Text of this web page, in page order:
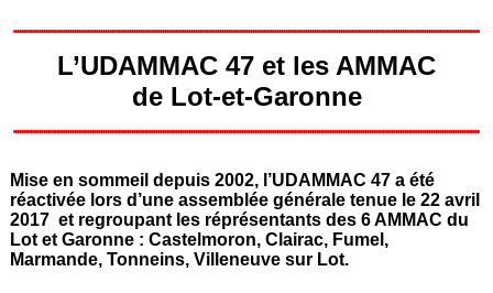
L’UDAMMAC 47 et les AMMAC
de Lot-et-Garonne
Mise en sommeil depuis 2002, l’UDAMMAC 47 a été
réactivée lors d’une assemblée générale tenue le 22 avril
2017 et regroupant les réprésentants des 6 AMMAC du
Lot et Garonne : Castelmoron, Clairac, Fumel,
Marmande, Tonneins, Villeneuve sur Lot.